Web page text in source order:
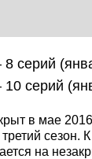
серий
серий
в мае
сезон.
на